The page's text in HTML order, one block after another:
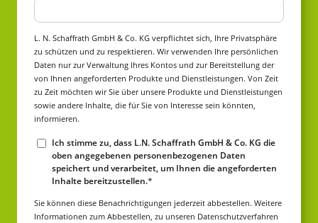
L. N. Schaffrath GmbH & Co. KG verpflichtet sich, Ihre Privatsphäre
zu schützen und zu respektieren. Wir verwenden Ihre persönlichen
Daten nur zur Verwaltung Ihres Kontos und zur Bereitstellung der
von Ihnen angeforderten Produkte und Dienstleistungen. Von Zeit
zu Zeit möchten wir Sie über unsere Produkte und Dienstleistungen
sowie andere Inhalte, die für Sie von Interesse sein könnten,
informieren.
Ich stimme zu, dass L.N. Schaffrath GmbH & Co. KG die
oben angegebenen personenbezogenen Daten
speichert und verarbeitet, um Ihnen die angeforderten
Inhalte bereitzustellen.*
Sie können diese Benachrichtigungen jederzeit abbestellen. Weitere
Informationen zum Abbestellen, zu unseren Datenschutzverfahren